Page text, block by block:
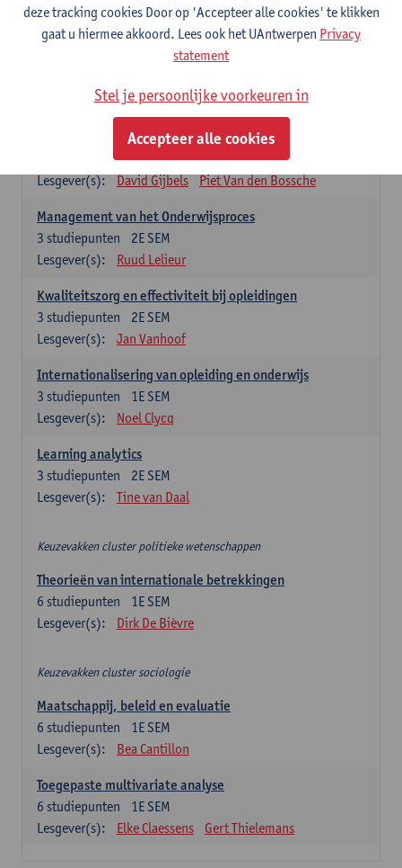
Interne Communicatie
1E SEM
6studiepunten
Charlotte De Backer
Keuzevakken cluster opleidings- en onderwijswetenschappen
Leren op de werkplek
2E SEM
studiepunten
Lesgever(s):
David Gijbels Piet Van den Bossche
Management van het Onderwijsproces
2E SEM
3 studiepunten
Lesgever(s):
Ruud Lelieur
Kwaliteitszorg en effectiviteit bij opleidingen
2E SEM
3 studiepunten
Lesgever(s):
Jan Vanhoof
Internationalisering van opleiding en onderwijs
1E SEM
3 studiepunten
Lesgever(s):
Noel Clycq
Learning analytics
2E SEM
3 studiepunten
Lesgever(s):
Tine van Daal
Keuzevakken cluster politieke wetenschappen
Theorieën van internationale betrekkingen
1E SEM
6 studiepunten
Lesgever(s):
Dirk De Bièvre
Keuzevakken cluster sociologie
Maatschappij, beleid en evaluatie
1E SEM
6 studiepunten
Lesgever(s):
Bea Cantillon
Toegepaste multivariate analyse
1E SEM
6 studiepunten
Lesgever(s):
Elke Claessens Gert Thielemans
deze tracking cookies Door op 'Accepteer alle cookies' te klikken
gaat u hiermee akkoord. Lees ook het UAntwerpen Privacy
statement
Stel je persoonlijke voorkeuren in
Accepteer alle cookies